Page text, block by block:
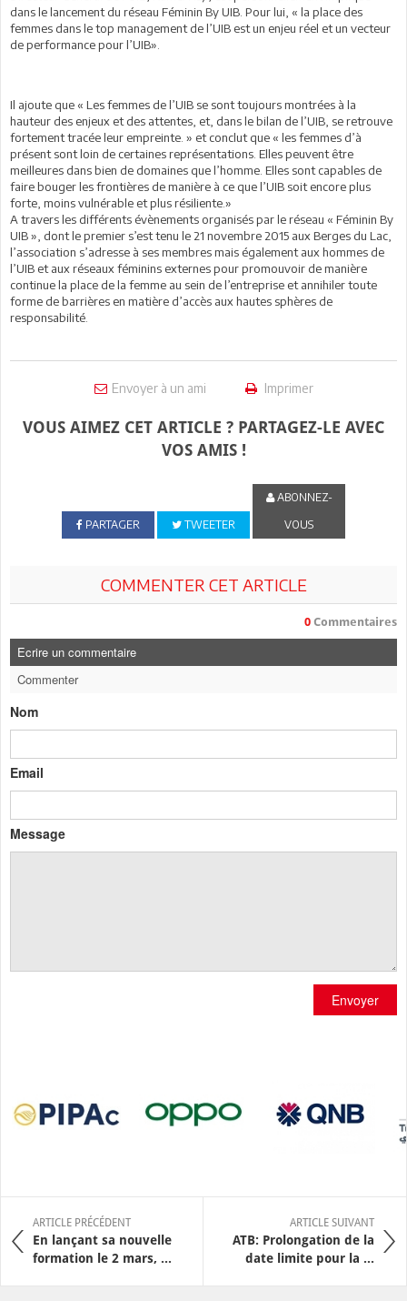
dans le lancement du réseau Féminin By UIB. Pour lui, « la place des
femmes dans le top management de l’UIB est un enjeu réel et un vecteur
de performance pour l’UIB».
Il ajoute que « Les femmes de l’UIB se sont toujours montrées à la
hauteur des enjeux et des attentes, et, dans le bilan de l’UIB, se retrouve
fortement tracée leur empreinte. » et conclut que « les femmes d’à
présent sont loin de certaines représentations. Elles peuvent être
meilleures dans bien de domaines que l’homme. Elles sont capables de
faire bouger les frontières de manière à ce que l’UIB soit encore plus
forte, moins vulnérable et plus résiliente.»
A travers les différents évènements organisés par le réseau « Féminin By
UIB », dont le premier s’est tenu le 21 novembre 2015 aux Berges du Lac,
l’association s’adresse à ses membres mais également aux hommes de
l’UIB et aux réseaux féminins externes pour promouvoir de manière
continue la place de la femme au sein de l’entreprise et annihiler toute
forme de barrières en matière d’accès aux hautes sphères de
responsabilité.
Envoyer à un ami Imprimer
VOUS AIMEZ CET ARTICLE ? PARTAGEZ-LE AVEC
VOS AMIS !
PARTAGER TWEETER
ABONNEZ-
VOUS
COMMENTER CET ARTICLE
0 Commentaires
Ecrire un commentaire
Commenter
Nom
Email
Message
Envoyer
ARTICLE PRÉCÉDENT
En lançant sa nouvelle
formation le 2 mars, ...
ARTICLE SUIVANT
ATB: Prolongation de la
date limite pour la ...